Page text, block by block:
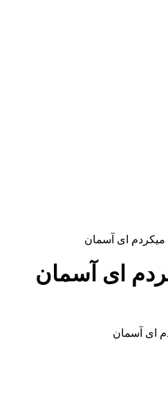
می­کردم ای آسمان
ای آسمان
ای آسمان